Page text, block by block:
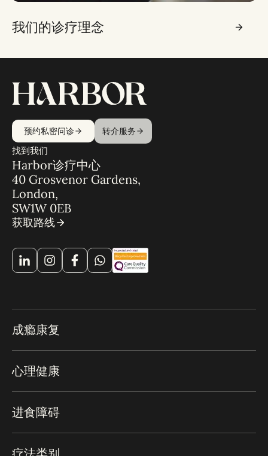
我们的诊疗理念
预约私密问诊 转介服务
找到我们
Harbor诊疗中心
40 Grosvenor Gardens,
London,
SW1W 0EB
获取路线
成瘾康复
心理健康
进食障碍